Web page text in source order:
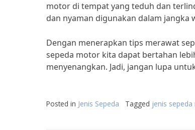
motor di tempat yang teduh dan
dan nyaman digunakan dalam
Dengan menerapkan tips merawat
sepeda motor kita dapat bertahan
menyenangkan. Jadi, jangan lupa
Posted in Jenis Sepeda Tagged jenis